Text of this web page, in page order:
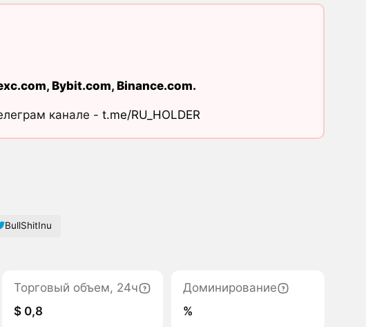
, Bybit.com, Binance.com.
канале - t.me/RU_HOLDER
BullShitInu
Торговый объем, 24ч
$ 0,8
Доминирование
%